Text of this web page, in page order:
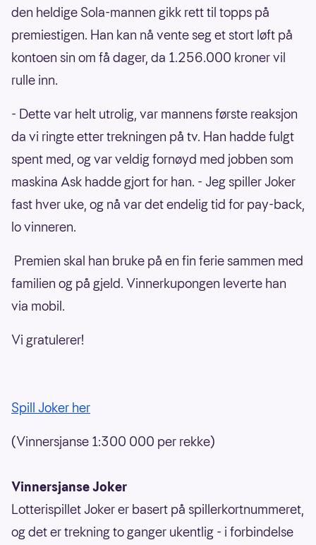
den heldige Sola-mannen gikk rett til topps på
premiestigen. Han kan nå vente seg et stort løft på
kontoen sin om få dager, da 1.256.000 kroner vil
rulle inn.
- Dette var helt utrolig, var mannens første reaksjon
da vi ringte etter trekningen på tv. Han hadde fulgt
spent med, og var veldig fornøyd med jobben som
maskina Ask hadde gjort for han. - Jeg spiller Joker
fast hver uke, og nå var det endelig tid for pay-back,
lo vinneren.
Premien skal han bruke på en fin ferie sammen med
familien og på gjeld. Vinnerkupongen leverte han
via mobil.
Vi gratulerer!
Spill Joker her
(Vinnersjanse 1:300 000 per rekke)
Vinnersjanse Joker
Lotterispillet Joker er basert på spillerkortnummeret,
og det er trekning to ganger ukentlig - i forbindelse